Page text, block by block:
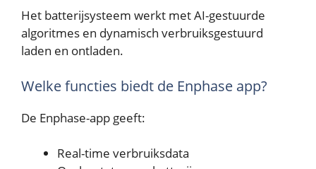
Het batterijsysteem werkt met AI-gestuurde
algoritmes en dynamisch verbruiksgestuurd
laden en ontladen.
Welke functies biedt de Enphase app?
De Enphase-app geeft:
Real-time verbruiksdata